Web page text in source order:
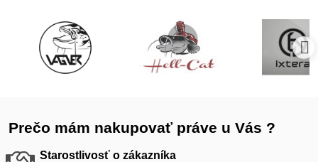
Prečo mám nakupovať práve u Vás ?
Starostlivosť o zákazníka